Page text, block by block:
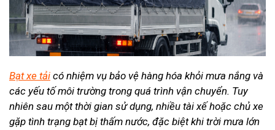
Bạt xe tải có nhiệm vụ bảo vệ hàng hóa khỏi mưa nắng và
các yếu tố môi trường trong quá trình vận chuyển. Tuy
nhiên sau một thời gian sử dụng, nhiều tài xế hoặc chủ xe
gặp tình trạng bạt bị thấm nước, đặc biệt khi trời mưa lớn